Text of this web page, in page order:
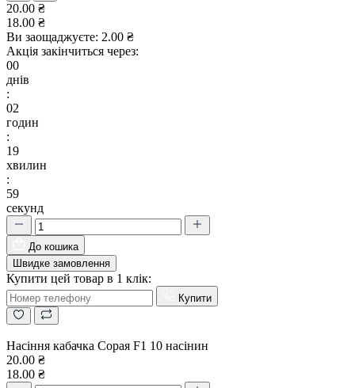
20.00 ₴
18.00 ₴
Ви заощаджуєте: 2.00 ₴
Акція закінчиться через:
00
днів
:
02
годин
:
19
хвилин
:
58
секунд
До кошика
Швидке замовлення
Купити цей товар в 1 клік:
Купити
Насіння кабачка Сорая F1 10 насінин
20.00 ₴
18.00 ₴